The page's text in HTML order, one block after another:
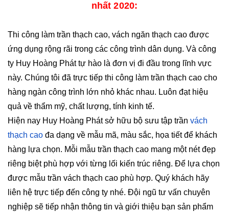
nhất 2020:
Thi công làm trần thạch cao, vách ngăn thạch cao được
ứng dụng rộng rãi trong các công trình dân dụng. Và công
ty Huy Hoàng Phát tự hào là đơn vị đi đầu trong lĩnh vực
này. Chúng tôi đã trực tiếp thi công làm trần thạch cao cho
hàng ngàn công trình lớn nhỏ khác nhau. Luôn đạt hiệu
quả về thẩm mỹ, chất lượng, tính kinh tế.
Hiện nay Huy Hoàng Phát sở hữu bộ sưu tập trần vách
thạch cao đa dạng về mẫu mã, màu sắc, họa tiết để khách
hàng lựa chọn. Mỗi mẫu trần thạch cao mang một nét đẹp
riêng biệt phù hợp với từng lối kiến trúc riêng. Để lựa chọn
được mẫu trần vách thạch cao phù hợp. Quý khách hãy
liên hệ trực tiếp đến công ty nhé. Đội ngũ tư vấn chuyên
nghiệp sẽ tiếp nhận thông tin và giới thiệu bạn sản phẩm